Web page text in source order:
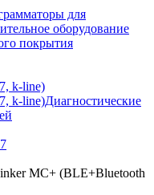
для
оборудование
покрытия
k-line)
k-line)Диагностические
MC+ (BLE+Bluetooth